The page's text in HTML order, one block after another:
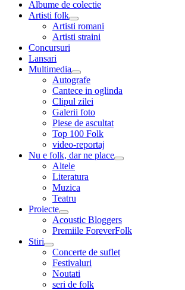
content
Albume de colectie
Artisti folk
expand
child
menu
Artisti romani
Artisti straini
Concursuri
Lansari
Multimedia
expand
child
menu
Autografe
Cantece in oglinda
Clipul zilei
Galerii foto
Piese de ascultat
Top 100 Folk
video-reportaj
Nu e folk, dar ne place
expand
Altele
Literatura
Muzica
Teatru
Proiecte
expand
child
menu
Acoustic Bloggers
Premiile ForeverFolk
Stiri
expand
child
menu
Concerte de suflet
Festivaluri
Noutati
seri de folk